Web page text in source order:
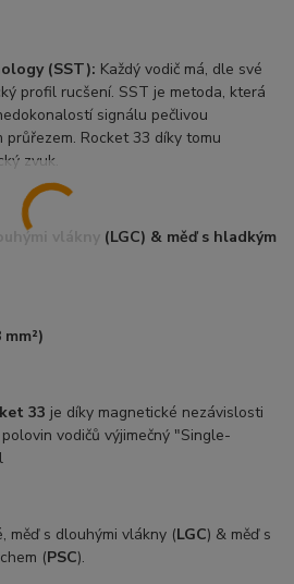
(SST): Každý vodič má, dle své
profil rucšení. SST je metoda, která
signálu pečlivou
průřezem. Rocket 33 díky tomu
zvuk.
vlákny (LGC) & měď s hladkým
33 je díky magnetické nezávislosti
vodičů výjimečný "Single-
měď s dlouhými vlákny (LGC) & měď s
(PSC).